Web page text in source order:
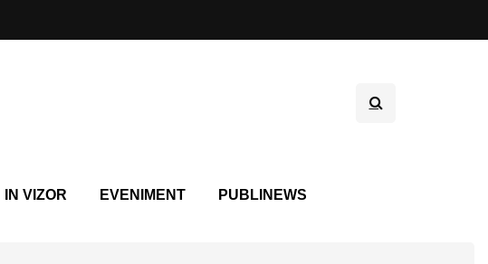
IN VIZOR EVENIMENT PUBLINEWS